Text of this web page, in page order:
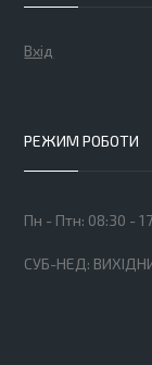
Вхід
РЕЖИМ РОБОТИ
Пн - Птн: 08:30 -
СУБ-НЕД: